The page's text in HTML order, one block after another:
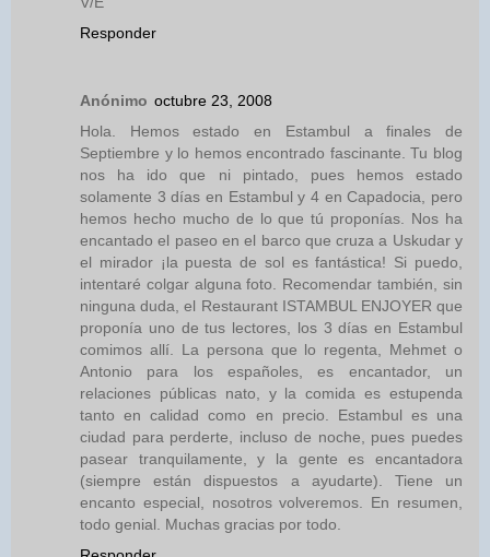
Responder
Anónimo octubre 23, 2008
Hola. Hemos estado en Estambul a finales de
Septiembre y lo hemos encontrado fascinante. Tu blog
nos ha ido que ni pintado, pues hemos estado
solamente 3 días en Estambul y 4 en Capadocia, pero
hemos hecho mucho de lo que tú proponías. Nos ha
encantado el paseo en el barco que cruza a Uskudar y
el mirador ¡la puesta de sol es fantástica! Si puedo,
intentaré colgar alguna foto. Recomendar también, sin
ninguna duda, el Restaurant ISTAMBUL ENJOYER que
proponía uno de tus lectores, los 3 días en Estambul
comimos allí. La persona que lo regenta, Mehmet o
Antonio para los españoles, es encantador, un
relaciones públicas nato, y la comida es estupenda
tanto en calidad como en precio. Estambul es una
ciudad para perderte, incluso de noche, pues puedes
pasear tranquilamente, y la gente es encantadora
(siempre están dispuestos a ayudarte). Tiene un
encanto especial, nosotros volveremos. En resumen,
todo genial. Muchas gracias por todo.